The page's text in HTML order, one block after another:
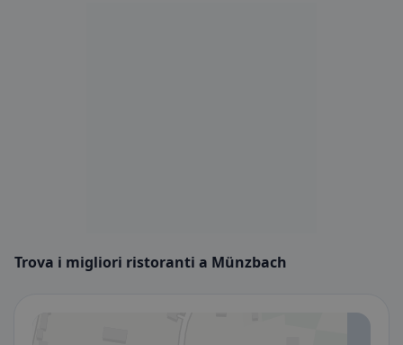
Trova i migliori ristoranti a Münzbach